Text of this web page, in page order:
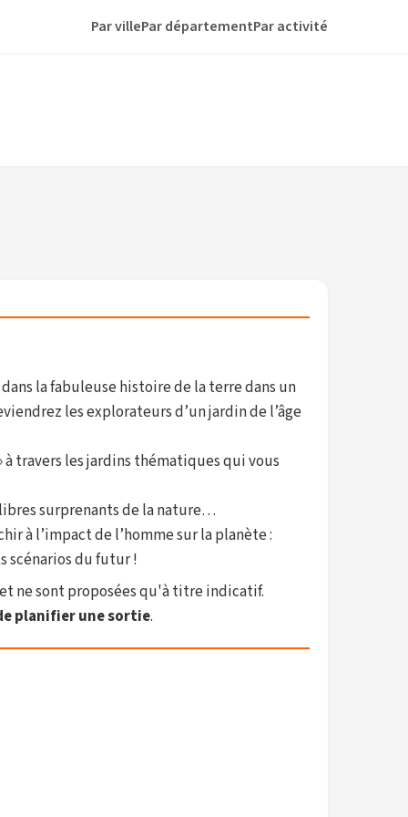
Par villePar départementPar activité
la fabuleuse histoire de la terre dans un
les explorateurs d’un jardin de l’âge
travers les jardins thématiques qui vous
surprenants de la nature…
à l’impact de l’homme sur la planète :
scénarios du futur !
ne sont proposées qu'à titre indicatif.
planifier une sortie.